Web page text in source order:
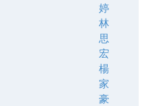
婷
林
思
宏
楊
家
豪